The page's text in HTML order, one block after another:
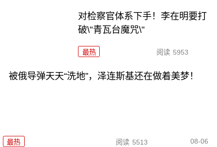
对检察官体系下手！李在明要打
破\"青瓦台魔咒\"
最热 阅读 5953
被俄导弹天天“洗地”，泽连斯基还在做着美梦！
最热 阅读 5513 08-06